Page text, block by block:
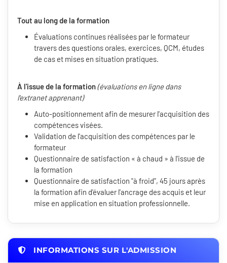
Tout au long de la formation
Évaluations continues réalisées par le formateur
travers des questions orales, exercices, QCM, études
de cas et mises en situation pratiques.
À l'issue de la formation(évaluations en ligne dans
l'extranet apprenant)
Auto-positionnement afin de mesurer l'acquisition des
compétences visées.
Validation de l'acquisition des compétences par le
formateur
Questionnaire de satisfaction « à chaud » à l'issue de
la formation
Questionnaire de satisfaction "à froid", 45 jours après
la formation afin d'évaluer l'ancrage des acquis et leur
mise en application en situation professionnelle.
INFORMATIONS SUR L'ADMISSION